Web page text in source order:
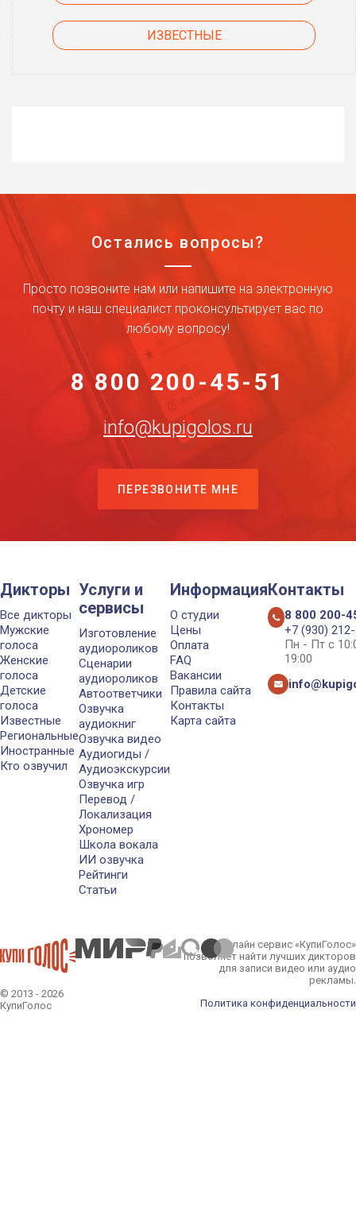
ИЗВЕСТНЫЕ
Остались вопросы?
Просто позвоните нам или напишите на электронную
почту и наш специалист проконсультирует вас по
любому вопросу!
8 800 200-45-51
info@kupigolos.ru
ПЕРЕЗВОНИТЕ МНЕ
Дикторы
Все дикторы
Мужские
голоса
Женские
голоса
Детские
голоса
Известные
Региональные
Иностранные
Кто озвучил
Услуги и
сервисы
Изготовление
аудиороликов
Сценарии
аудиороликов
Автоответчики
Озвучка
аудиокниг
Озвучка видео
Аудиогиды /
Аудиоэкскурсии
Озвучка игр
Перевод /
Локализация
Хрономер
Школа вокала
ИИ озвучка
Рейтинги
Статьи
Информация
О студии
Цены
Оплата
FAQ
Вакансии
Правила сайта
Контакты
Карта сайта
Контакты
8 800 200-
+7 (930)
Пн - Пт с
19:00
© 2013 - 2026
КупиГолос
Онлайн сервис «КупиГолос»
позволяет найти лучших дикторов
для записи видео или аудио
рекламы.
Политика конфиденциальности